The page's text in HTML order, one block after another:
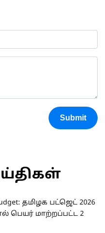
Submit
தமிழக பட்ஜெட் 2026
பெயர் மாற்றப்பட்ட 2